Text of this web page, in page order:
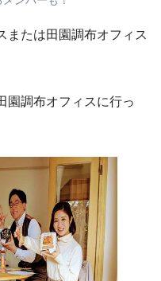
または田園調布オフィス
園調布オフィスに行っ